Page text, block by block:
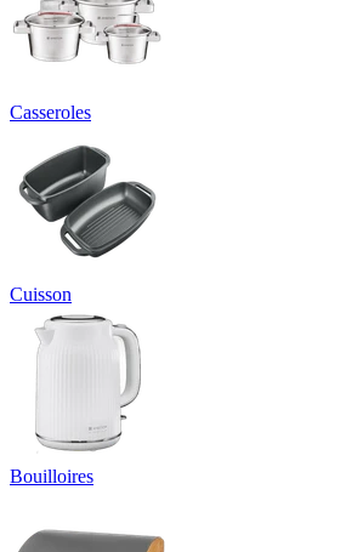
Casseroles
Cuisson
Bouilloires